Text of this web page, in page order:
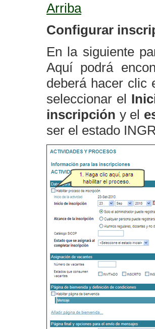
Arriba
Configurar
En la siguiente
Aquí podrá
deberá hacer clic
seleccionar el
inscripción y el
ser el estado